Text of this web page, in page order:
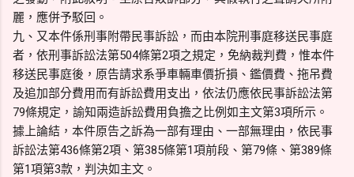
麗，應併予駁回。
九、又本件係刑事附帶民事訴訟，而由本院刑事庭移送民事庭
者，依刑事訴訟法第504條第2項之規定，免納裁判費，惟本件
移送民事庭後，原告請求系爭車輛車價折損、鑑價費、拖吊費
及追加部分費用而有訴訟費用支出，依法仍應依民事訴訟法第
79條規定，諭知兩造訴訟費用負擔之比例如主文第3項所示。
據上論結，本件原告之訴為一部有理由、一部無理由，依民事
訴訟法第436條第2項、第385條第1項前段、第79條、第389條
第1項第3款，判決如主文。